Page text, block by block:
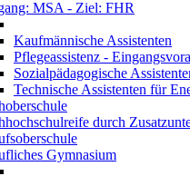
MSA - Ziel: FHR
Kaufmännische Assistenten
Pflegeassistenz -
Sozialpädagogische
Technische Assistenten für
durch
Gymnasium